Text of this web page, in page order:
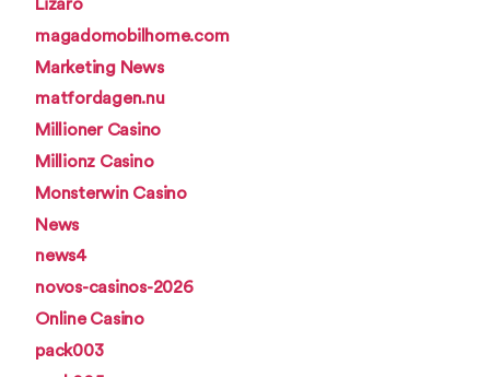
Lizaro
magadomobilhome.com
Marketing News
matfordagen.nu
Millioner Casino
Millionz Casino
Monsterwin Casino
News
news4
novos-casinos-2026
Online Casino
pack003